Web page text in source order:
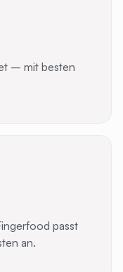
– mit besten
passt
an.